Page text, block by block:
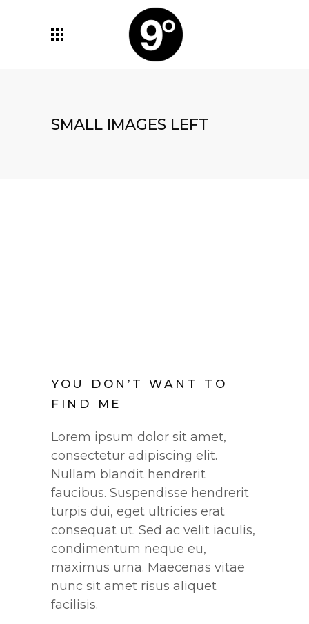
SMALL IMAGES LEFT
YOU DON’T WANT TO
FIND ME
Lorem ipsum dolor sit amet,
consectetur adipiscing elit.
Nullam blandit hendrerit
faucibus. Suspendisse hendrerit
turpis dui, eget ultricies erat
consequat ut. Sed ac velit iaculis,
condimentum neque eu,
maximus urna. Maecenas vitae
nunc sit amet risus aliquet
facilisis.